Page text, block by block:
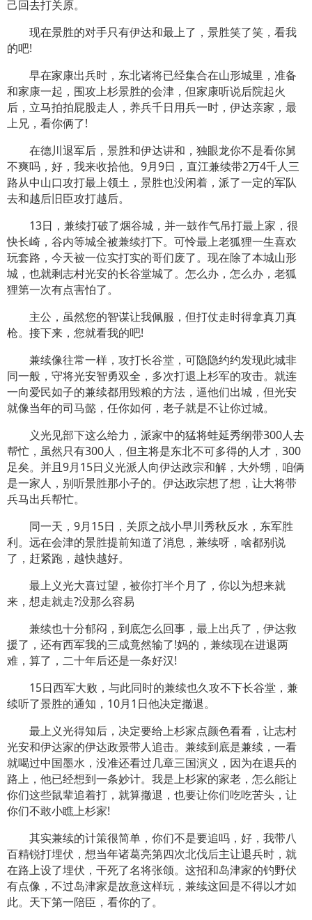
己回去打关原。
现在景胜的对手只有伊达和最上了，景胜笑了笑，看我
的吧!
早在家康出兵时，东北诸将已经集合在山形城里，准备
和家康一起，围攻上杉景胜的会津，但家康听说后院起火
后，立马拍拍屁股走人，养兵千日用兵一时，伊达亲家，最
上兄，看你俩了!
在德川退军后，景胜和伊达讲和，独眼龙你不是看你舅
不爽吗，好，我来收拾他。9月9日，直江兼续带2万4千人三
路从中山口攻打最上领土，景胜也没闲着，派了一定的军队
去和越后旧臣攻打越后。
13日，兼续打破了焑谷城，并一鼓作气吊打最上家，很
快长崎，谷内等城全被兼续打下。可怜最上老狐狸一生喜欢
玩套路，今天被一位实打实的哥们废了。现在除了本城山形
城，也就剩志村光安的长谷堂城了。怎么办，怎么办，老狐
狸第一次有点害怕了。
主公，虽然您的智谋让我佩服，但打仗走时得拿真刀真
枪。接下来，您就看我的吧!
兼续像往常一样，攻打长谷堂，可隐隐约约发现此城非
同一般，守将光安智勇双全，多次打退上杉军的攻击。就连
一向爱民如子的兼续都用毁粮的方法，逼他们出城，但光安
就像当年的司马懿，任你如何，老子就是不让你过城。
义光见部下这么给力，派家中的猛将蛙延秀纲带300人去
帮忙，虽然只有300人，但主将是东北不可多得的人才，300
足矣。并且9月15日义光派人向伊达政宗和解，大外甥，咱俩
是一家人，别听景胜那小子的。伊达政宗想了想，让大将带
兵马出兵帮忙。
同一天，9月15日，关原之战小早川秀秋反水，东军胜
利。远在会津的景胜提前知道了消息，兼续呀，啥都别说
了，赶紧跑，越快越好。
最上义光大喜过望，被你打半个月了，你以为想来就
来，想走就走?没那么容易
兼续也十分郁闷，到底怎么回事，最上出兵了，伊达救
援了，还有西军我的三成竟然输了!妈的，兼续现在进退两
难，算了，二十年后还是一条好汉!
15日西军大败，与此同时的兼续也久攻不下长谷堂，兼
续听了景胜的通知，10月1日他决定撤退。
最上义光得知后，决定要给上杉家点颜色看看，让志村
光安和伊达家的伊达政景带人追击。兼续到底是兼续，一看
就喝过中国墨水，没准还看过几章三国演义，因为在退兵的
路上，他已经想到一条妙计。我是上杉家的家老，怎么能让
你们这些鼠辈追着打，就算撤退，也要让你们吃吃苦头，让
你们不敢小瞧上杉家!
其实兼续的计策很简单，你们不是要追吗，好，我带八
百精锐打埋伏，想当年诸葛亮第四次北伐后主让退兵时，就
在路上设了埋伏，干死了名将张颌。这招和岛津家的钓野伏
有点像，不过岛津家是故意这样玩，兼续这回是不得以才如
此。天下第一陪臣，看你的了。